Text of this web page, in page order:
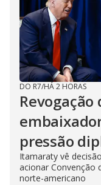
DO R7/HÁ 2 HORAS
pressão
Itamaraty vê
acionar Convenção
norte-americano